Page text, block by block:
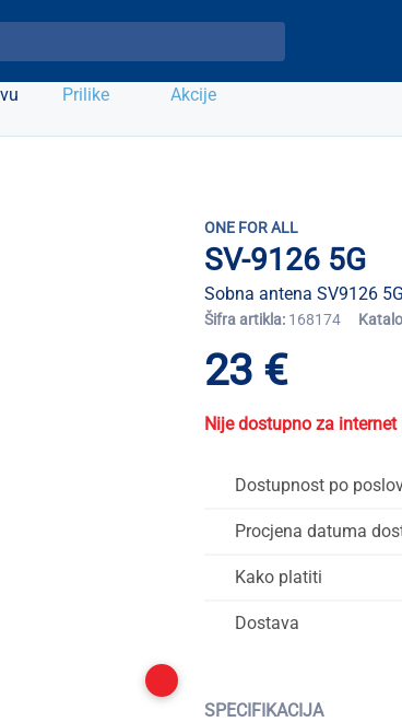
Prilike Akcije
ONE FOR ALL
SV-9126 5G
Sobna antena SV9126 5G
Šifra artikla: 168174
23 €
Nije dostupno za internet
Dostupnost po
Procjena datuma
Kako platiti
Dostava
SPECIFIKACIJA